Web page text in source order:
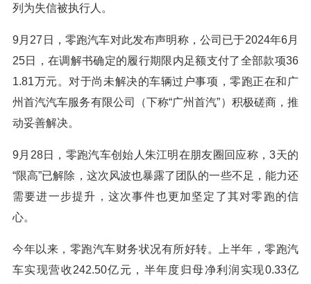
列为失信被执行人。
9月27日，零跑汽车对此发布声明称，公司已于2024年6月
25日，在调解书确定的履行期限内足额支付了全部款项36
1.81万元。对于尚未解决的车辆过户事项，零跑正在和广
州首汽汽车服务有限公司（下称“广州首汽”）积极磋商，推
动妥善解决。
9月28日，零跑汽车创始人朱江明在朋友圈回应称，3天的
“限高”已解除，这次风波也暴露了团队的一些不足，能力还
需要进一步提升，这次事件也更加坚定了其对零跑的信
心。
今年以来，零跑汽车财务状况有所好转。上半年，零跑汽
车实现营收242.50亿元，半年度归母净利润实现0.33亿